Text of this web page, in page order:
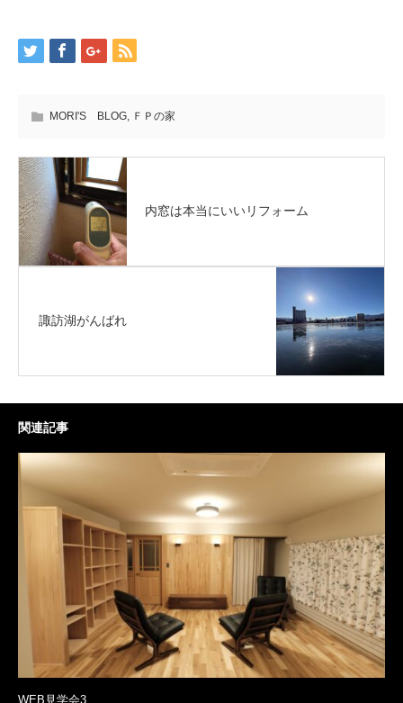
MORI'S BLOG, ＦＰの家
内窓は本当にいいリフォーム
諏訪湖がんばれ
関連記事
WEB見学会3